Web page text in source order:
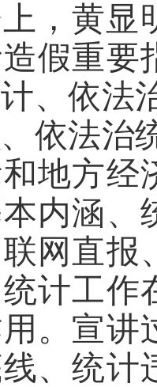
， 黄显
假重要
、依法
依法治
地方经
内涵、
网直报
计工
。宣讲
、统计